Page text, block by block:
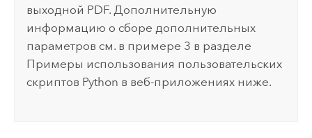
выходной PDF. Дополнительную
информацию о сборе дополнительных
параметров см. в примере 3 в разделе
Примеры использования пользовательских
скриптов Python в веб-приложениях ниже.